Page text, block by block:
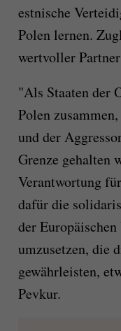
estnische
Polen lernen.
wertvoller
"Als Staaten der
Polen
und der
Grenze gehalten
Verantwortung
dafür die
der
umzusetzen, die
gewährleisten,
Pevkur.